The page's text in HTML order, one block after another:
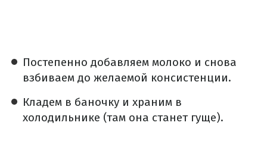
Постепенно добавляем молоко и снова
взбиваем до желаемой консистенции.
Кладем в баночку и храним в
холодильнике (там она станет гуще).